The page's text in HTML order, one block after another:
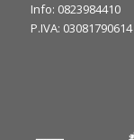
Info: 0823984410
P.IVA: 03081790614